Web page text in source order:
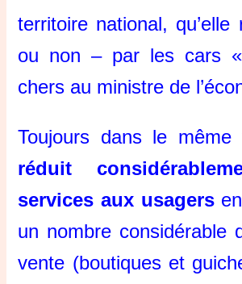
territoire national,
ou non – par les cars
chers au ministre de
Toujours dans le même
réduit
services aux usagersen
un nombre considérable
vente (boutiques et